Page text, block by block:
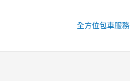
全方位包車服務